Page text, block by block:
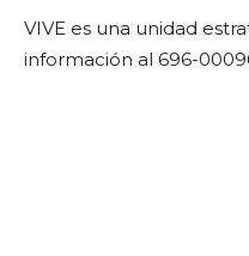
VIVE es una unidad
información al 696-